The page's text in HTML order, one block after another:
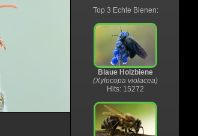
Top 3 Echte Bienen:
Blaue Holzbiene
(Xylocopa violacea)
Hits: 15272